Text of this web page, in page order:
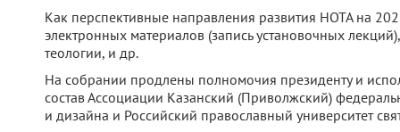
Как перспективные направления развития НОТА на
электронных материалов (запись установочных
теологии, и др.
На собрании продлены полномочия президенту и
состав Ассоциации Казанский (Приволжский)
и дизайна и Российский православный университет